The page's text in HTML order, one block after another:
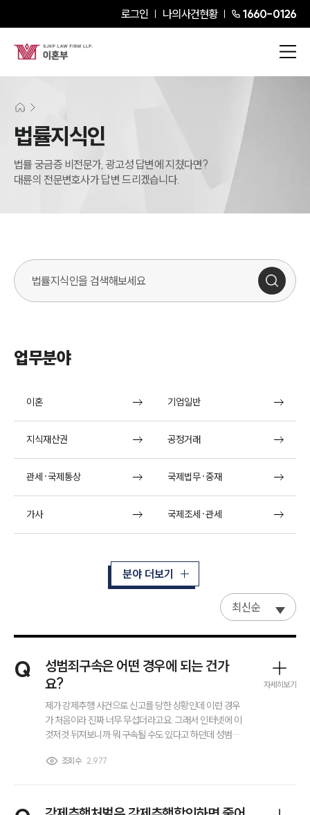
로그인 나의사건현황 1660-0126
법률지식인
법률 궁금증 비전문가, 광고성 답변에 지쳤다면?
대륜의 전문변호사가 답변 드리겠습니다.
법률지식인 검색창
업무분야
이혼 기업일반
지식재산권 공정거래
관세·국제통상 국제법무·중재
가사 국제조세·관세
분야 더보기
최신순
Q
성범죄구속은 어떤 경우에 되는 건가
요?
제가 강제추행 사건으로 신고를 당한 상황인데 이런 경우
가 처음이라 진짜 너무 무섭더라고요. 그래서 인터넷에 이
것저것 뒤져보니까 뭐 구속될 수도 있다고 하던데 성범죄
수위도 좀 알려주세요. 감사합니다.
조회수 2,977
자세히보기